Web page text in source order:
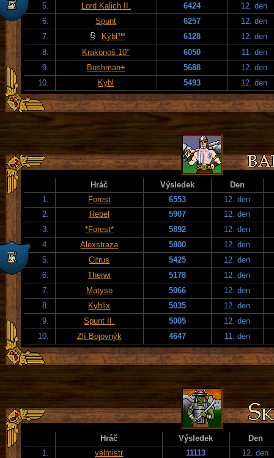
5.
Lord Kalich II. 6424
12. den
6.
Spunt 6257
12. den
7.
Kýbl™ 6128
12. den
8.
Krakonoš 10° 6050
11. den
9.
Bushman+ 5688
12. den
10.
Kybl 5493 12. den
Hráč Výsledek
Den
1.
Forest 6553
12. den
2.
Rebel 5907
12. den
3.
*Forest* 5892
12. den
4.
Alexstraza 5800
12. den
5.
Citrus 5425
12. den
6.
Therwi 5178
12. den
7.
Matyso 5066
12. den
8.
Kyblix 5035
12. den
9.
Spunt II. 5005
12. den
10.
Zlí Bojovnýk 4647 11. den
Hráč Výsledek
Den
1.
velmistr 11113
12. den